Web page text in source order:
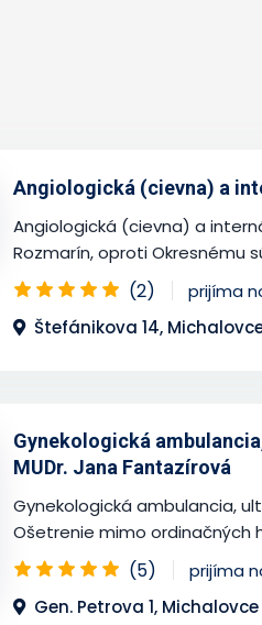
Angiologická (cievna) a
Angiologická (cievna) a
Rozmarín, oproti Okresnému
(2)
prijíma
Štefánikova 14,
Gynekologická
MUDr. Jana Fantazírová
Gynekologická ambulancia,
Ošetrenie mimo ordinačných
(5)
prijíma
Gen. Petrova 1, Michalovce